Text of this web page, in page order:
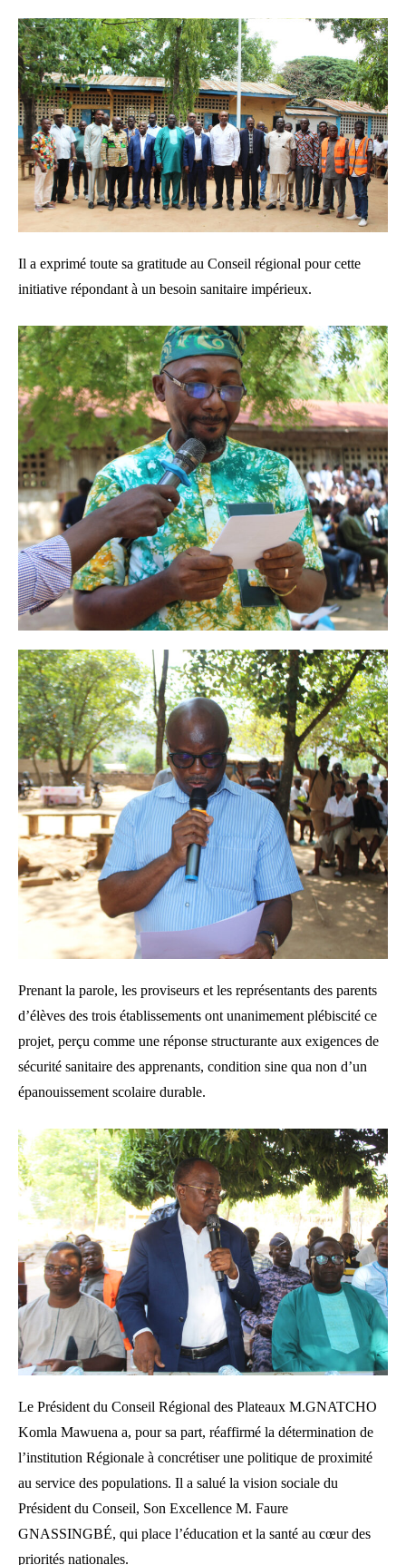
Il a exprimé toute sa gratitude au Conseil régional pour cette
initiative répondant à un besoin sanitaire impérieux.
Prenant la parole, les proviseurs et les représentants des parents
d’élèves des trois établissements ont unanimement plébiscité ce
projet, perçu comme une réponse structurante aux exigences de
sécurité sanitaire des apprenants, condition sine qua non d’un
épanouissement scolaire durable.
Le Président du Conseil Régional des Plateaux M.GNATCHO
Komla Mawuena a, pour sa part, réaffirmé la détermination de
l’institution Régionale à concrétiser une politique de proximité
au service des populations. Il a salué la vision sociale du
Président du Conseil, Son Excellence M. Faure
GNASSINGBÉ, qui place l’éducation et la santé au cœur des
priorités nationales.